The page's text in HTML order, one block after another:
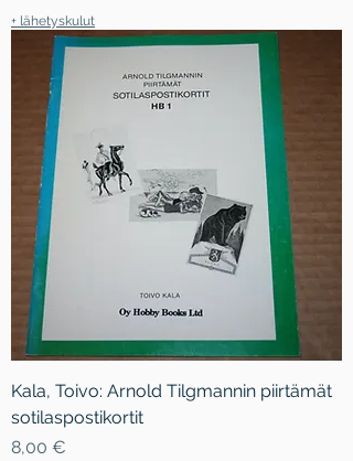
+ lähetyskulut
Kala, Toivo: Arnold Tilgmannin piirtämät
sotilaspostikortit
Hinta
8,00 €